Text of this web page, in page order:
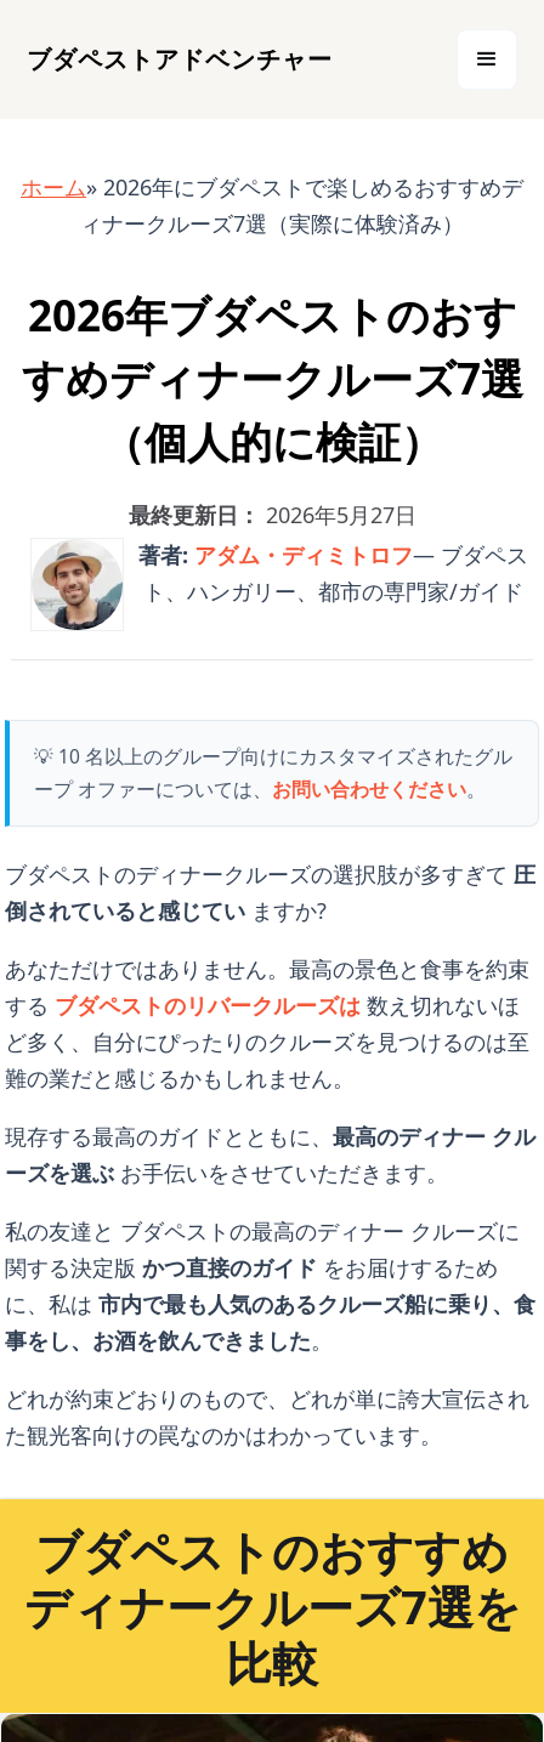
ブダペストアドベンチャー
ホーム» 2026年にブダペストで楽しめるおすすめデ
ィナークルーズ7選（実際に体験済み）
2026年ブダペストのおす
すめディナークルーズ7選
（個人的に検証）
最終更新日： 2026年5月27日
著者: アダム・ディミトロフ— ブダペス
ト、ハンガリー、都市の専門家/ガイド
💡 10 名以上のグループ向けにカスタマイズされたグル
ープ オファーについては、 お問い合わせください。
ブダペストのディナークルーズの選択肢が多すぎて 圧
倒されていると感じてい ますか?
あなただけではありません。最高の景色と食事を約束
する ブダペストのリバークルーズは 数え切れないほ
ど多く、自分にぴったりのクルーズを見つけるのは至
難の業だと感じるかもしれません。
現存する最高のガイドとともに、最高のディナー クル
ーズを選ぶ お手伝いをさせていただきます。
私の友達と ブダペストの最高のディナー クルーズに
関する決定版かつ直接のガイド をお届けするため
に、私は市内で最も人気のあるクルーズ船に乗り、食
事をし、お酒を飲んできました。
どれが約束どおりのもので、どれが単に誇大宣伝され
た観光客向けの罠なのかはわかっています。
ブダペストのおすすめ
ディナークルーズ7選を
比較